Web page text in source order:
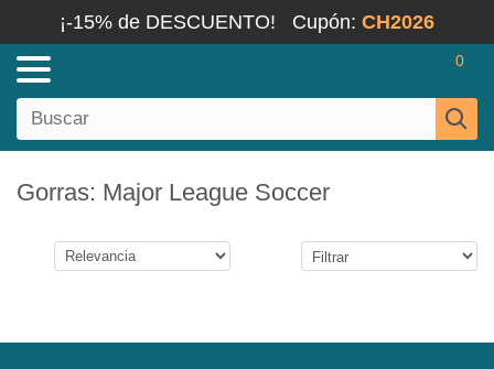
¡-15% de DESCUENTO! Cupón: CH2026
0
Gorras: Major League Soccer